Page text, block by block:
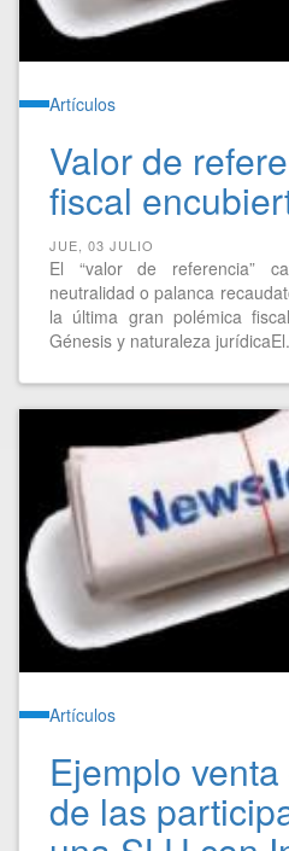
Artículos
Valor de
fiscal
JUE, 03 JULIO
El “valor de referencia”
neutralidad o palanca
la última gran polémica
Génesis y naturaleza
Artículos
Ejemplo
de las